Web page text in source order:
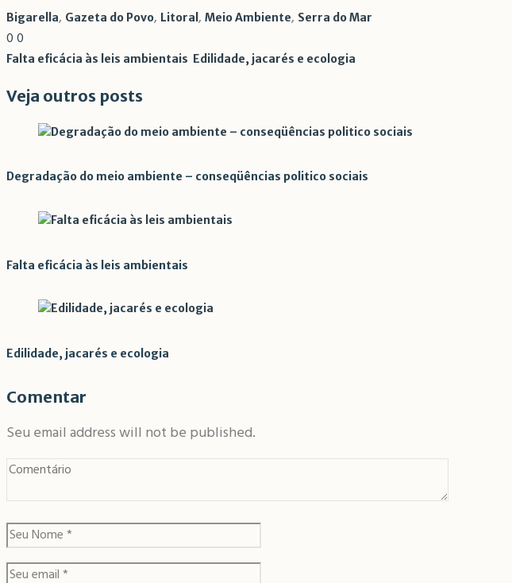
Bigarella, Gazeta do Povo, Litoral , Meio Ambiente, Serra do Mar
00
Falta eficácia às leis ambientais Edilidade, jacarés e ecologia
Veja outros posts
Degradação do meio ambiente – conseqüências politico sociais
Falta eficácia às leis ambientais
Edilidade, jacarés e ecologia
Comentar
Seu email address will not be published.